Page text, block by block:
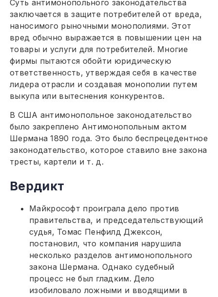
Суть антимонопольного законодательства
заключается в защите потребителей от вреда,
наносимого рыночными монополиями. Этот
вред обычно выражается в повышении цен на
товары и услуги для потребителей. Многие
фирмы пытаются обойти юридическую
ответственность, утверждая себя в качестве
лидера отрасли и создавая монополии путем
выкупа или вытеснения конкурентов.
В США антимонопольное законодательство
было закреплено Антимонопольным актом
Шермана 1890 года. Это было беспрецедентное
законодательство, которое ставило вне закона
тресты, картели и т. д.
Вердикт
Майкрософт проиграла дело против
правительства, и председательствующий
судья, Томас Пенфилд Джексон,
постановил, что компания нарушила
несколько разделов антимонопольного
закона Шермана. Однако судебный
процесс не был гладким. Дело
изобиловало ложными и вводящими в